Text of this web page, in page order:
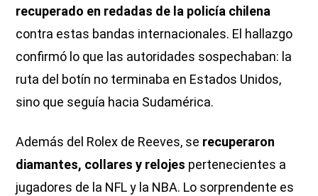
recuperado en redadas de la policía chilena
contra estas bandas internacionales. El hallazgo
confirmó lo que las autoridades sospechaban: la
ruta del botín no terminaba en Estados Unidos,
sino que seguía hacia Sudamérica.
Además del Rolex de Reeves, se recuperaron
diamantes, collares y relojes pertenecientes a
jugadores de la NFL y la NBA. Lo sorprendente es